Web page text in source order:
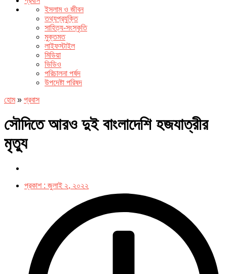
ইসলাম ও জীবন
তথ্যপ্রযুক্তি
সাহিত্য-সংস্কৃতি
মুক্তমত
লাইফস্টাইল
মিডিয়া
ভিডিও
পরিচালনা পর্ষদ
উপদেষ্টা পরিষদ
হোম» প্রবাস
সৌদিতে আরও দুই বাংলাদেশি হজযাত্রীর
মৃত্যু
প্রকাশ : জুলাই ২, ২০২২